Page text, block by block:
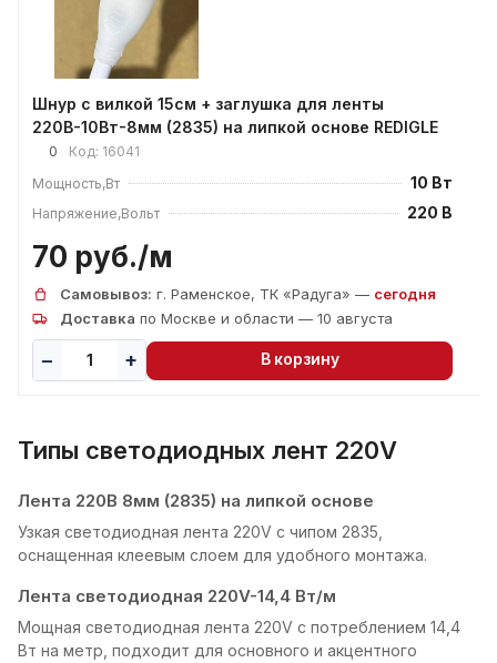
Шнур с вилкой 15см + заглушка для ленты
220В-10Вт-8мм (2835) на липкой основе REDIGLE
0 Код: 16041
Мощность,Вт
10 Вт
Напряжение,Вольт 220 В
70 руб./м
Самовывоз: г. Раменское, ТК «Радуга» — сегодня
Доставка по Москве и области — 10 августа
В корзину
Типы светодиодных лент 220V
Лента 220В 8мм (2835) на липкой основе
Узкая светодиодная лента 220V с чипом 2835,
оснащенная клеевым слоем для удобного монтажа.
Лента светодиодная 220V-14,4 Вт/м
Мощная светодиодная лента 220V с потреблением 14,4
Вт на метр, подходит для основного и акцентного